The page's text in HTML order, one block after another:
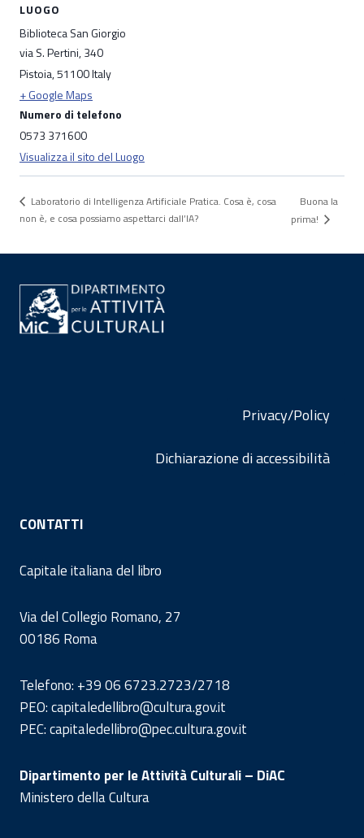
LUOGO
Biblioteca San Giorgio
via S. Pertini, 340
Pistoia,51100Italy
+ Google Maps
Numero di telefono
0573 371600
Visualizza il sito del Luogo
Laboratorio di Intelligenza Artificiale Pratica. Cosa è, cosa
non è, e cosa possiamo aspettarci dall’IA?
Buona la
prima!
Privacy/Policy
Dichiarazione di accessibilità
CONTATTI
Capitale italiana del libro
Via del Collegio Romano, 27
00186 Roma
Telefono: +39 06 6723.2723/2718
PEO: capitaledellibro@cultura.gov.it
PEC: capitaledellibro@pec.cultura.gov.it
Dipartimento per le Attività Culturali – DiAC
Ministero della Cultura